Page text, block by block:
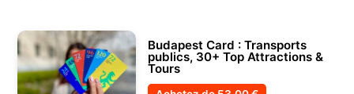
Budapest Card : Transports
publics, 30+ Top Attractions &
Tours